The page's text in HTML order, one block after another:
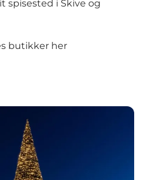
spisested i Skive og
butikker her